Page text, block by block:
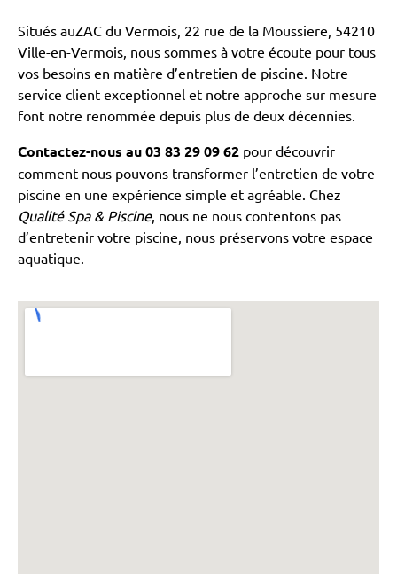
Situés auZAC du Vermois, 22 rue de la Moussiere, 54210
Ville-en-Vermois, nous sommes à votre écoute pour tous
vos besoins en matière d’entretien de piscine. Notre
service client exceptionnel et notre approche sur mesure
font notre renommée depuis plus de deux décennies.
Contactez-nous au 03 83 29 09 62 pour découvrir
comment nous pouvons transformer l’entretien de votre
piscine en une expérience simple et agréable. Chez
Qualité Spa & Piscine, nous ne nous contentons pas
d’entretenir votre piscine, nous préservons votre espace
aquatique.